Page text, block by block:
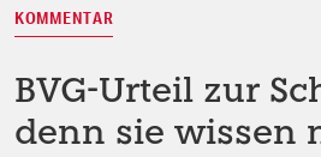
KOMMENTAR
BVG-Urteil zur
denn sie wissen